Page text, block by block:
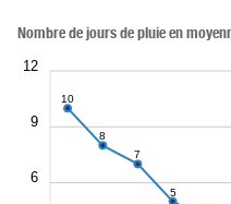
6
9
12
Nombre de jours de pluie en
10
8
7
5